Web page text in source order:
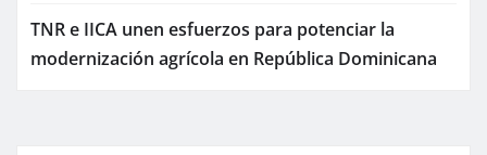
TNR e IICA unen esfuerzos para potenciar la
modernización agrícola en República Dominicana